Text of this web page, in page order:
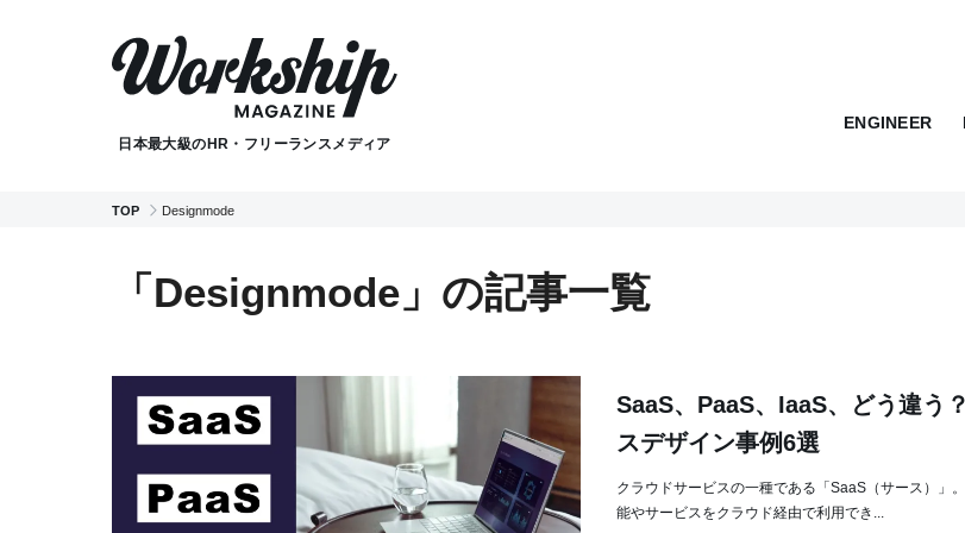
日本最大級のHR・フリーランスメディア
ENGINEER
TOP Designmode
「Designmode」の記事一覧
SaaS、PaaS、IaaS、どう違う
スデザイン事例6選
クラウドサービスの一種である「SaaS（サース）」
能やサービスをクラウド経由で利用でき...